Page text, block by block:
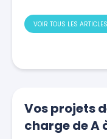
VOIR TOUS LES ARTICLES
Vos projets
charge de A